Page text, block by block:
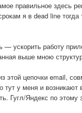
правильное здесь
я в dead line
ускорить работу
выше мною
цепочки email,
тут у меня и
Гугл/Яндекс по этому